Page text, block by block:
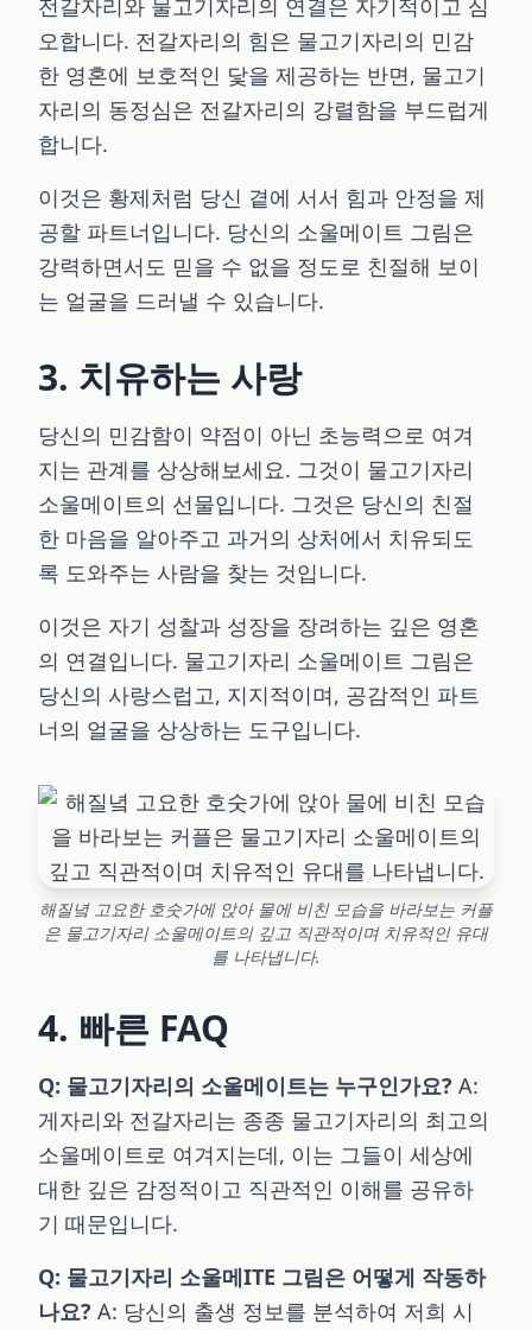
전갈자리와 물고기자리의 연결은 자기적이고 심
오합니다. 전갈자리의 힘은 물고기자리의 민감
한 영혼에 보호적인 닻을 제공하는 반면, 물고기
자리의 동정심은 전갈자리의 강렬함을 부드럽게
합니다.
이것은 황제처럼 당신 곁에 서서 힘과 안정을 제
공할 파트너입니다. 당신의 소울메이트 그림은
강력하면서도 믿을 수 없을 정도로 친절해 보이
는 얼굴을 드러낼 수 있습니다.
3. 치유하는 사랑
당신의 민감함이 약점이 아닌 초능력으로 여겨
지는 관계를 상상해보세요. 그것이 물고기자리
소울메이트의 선물입니다. 그것은 당신의 친절
한 마음을 알아주고 과거의 상처에서 치유되도
록 도와주는 사람을 찾는 것입니다.
이것은 자기 성찰과 성장을 장려하는 깊은 영혼
의 연결입니다. 물고기자리 소울메이트 그림은
당신의 사랑스럽고, 지지적이며, 공감적인 파트
너의 얼굴을 상상하는 도구입니다.
해질녘 고요한 호숫가에 앉아 물에 비친 모습을 바라보는 커플
은 물고기자리 소울메이트의 깊고 직관적이며 치유적인 유대
를 나타냅니다.
4. 빠른 FAQ
Q: 물고기자리의 소울메이트는 누구인가요? A:
게자리와 전갈자리는 종종 물고기자리의 최고의
소울메이트로 여겨지는데, 이는 그들이 세상에
대한 깊은 감정적이고 직관적인 이해를 공유하
기 때문입니다.
Q: 물고기자리 소울메ITE 그림은 어떻게 작동하
나요? A: 당신의 출생 정보를 분석하여 저희 시